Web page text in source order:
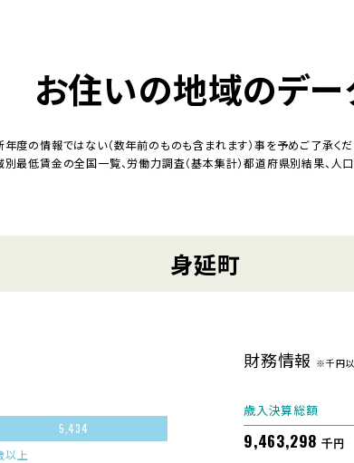
お住いの地域のデー
度の情報ではない（数年前のものも含まれます）事を予めご了承く
最低賃金の全国一覧、労働力調査（基本集計）都道府県別結果、人
身延町
5,434
以上
財務情報 ※千円
歳入決算総額
9,463,298 千円